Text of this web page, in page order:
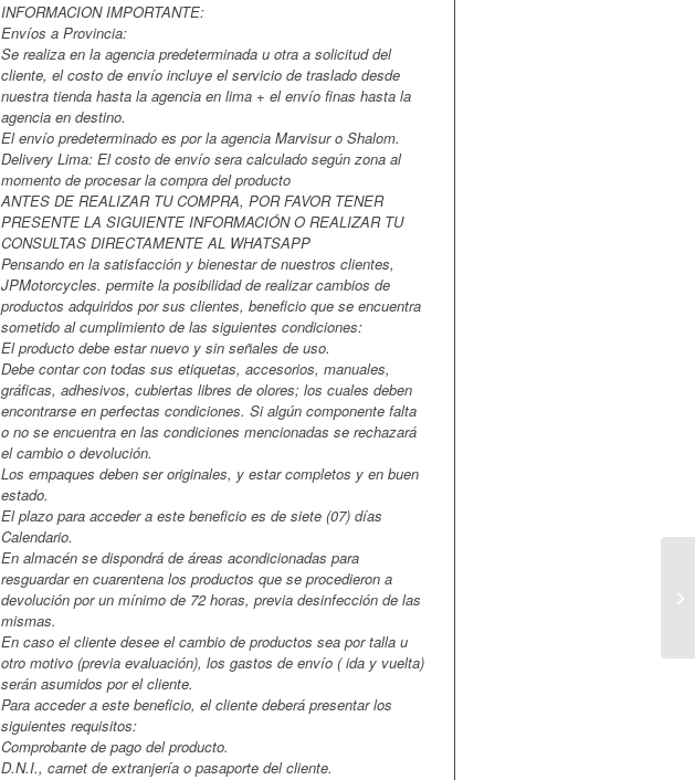
INFORMACION IMPORTANTE:
Envíos a Provincia:
Se realiza en la agencia predeterminada u otra a solicitud del
cliente, el costo de envío incluye el servicio de traslado desde
nuestra tienda hasta la agencia en lima + el envío finas hasta la
agencia en destino.
El envío predeterminado es por la agencia Marvisur o Shalom.
Delivery Lima: El costo de envío sera calculado según zona al
momento de procesar la compra del producto
ANTES DE REALIZAR TU COMPRA, POR FAVOR TENER
PRESENTE LA SIGUIENTE INFORMACIÓN O REALIZAR TU
CONSULTAS DIRECTAMENTE AL WHATSAPP
Pensando en la satisfacción y bienestar de nuestros clientes,
JPMotorcycles. permite la posibilidad de realizar cambios de
productos adquiridos por sus clientes, beneficio que se encuentra
sometido al cumplimiento de las siguientes condiciones:
El producto debe estar nuevo y sin señales de uso.
Debe contar con todas sus etiquetas, accesorios, manuales,
gráficas, adhesivos, cubiertas libres de olores; los cuales deben
encontrarse en perfectas condiciones. Si algún componente falta
o no se encuentra en las condiciones mencionadas se rechazará
el cambio o devolución.
Los empaques deben ser originales, y estar completos y en buen
estado.
El plazo para acceder a este beneficio es de siete (07) días
Calendario.
En almacén se dispondrá de áreas acondicionadas para
resguardar en cuarentena los productos que se procedieron a
devolución por un mínimo de 72 horas, previa desinfección de las
mismas.
En caso el cliente desee el cambio de productos sea por talla u
otro motivo (previa evaluación), los gastos de envío ( ida y vuelta)
serán asumidos por el cliente.
Para acceder a este beneficio, el cliente deberá presentar los
siguientes requisitos:
Comprobante de pago del producto.
D.N.I., carnet de extranjería o pasaporte del cliente.